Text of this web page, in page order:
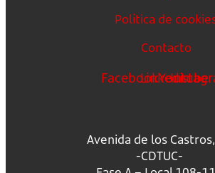
Política de
Contacto
FacebookLinkedin
Youtube
Avenida de los
-CDTUC-